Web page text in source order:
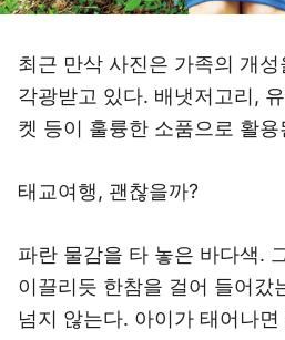
최근 만삭 사진은 가족의 개
각광받고 있다. 배냇저고리,
켓 등이 훌륭한 소품으로 활용
태교여행, 괜찮을까?
파란 물감을 타 놓은 바다색.
이끌리듯 한참을 걸어 들어갔
넘지 않는다. 아이가 태어나